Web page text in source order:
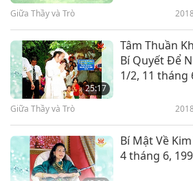
Giữa Thầy và Trò
25:17
Tâm Thuần
Bí Quyết Để
1/2, 11 tháng
Giữa Thầy và Trò
Bí Mật Về
4 tháng 6,